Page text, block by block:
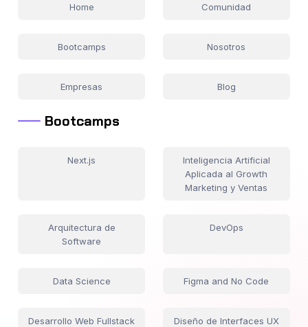
Home Comunidad
Bootcamps Nosotros
Empresas Blog
Bootcamps
Next.js
Inteligencia Artificial
Aplicada al Growth
Marketing y Ventas
Arquitectura de
Software
DevOps
Data Science Figma and No Code
Desarrollo Web Fullstack
Diseño de Interfaces UX